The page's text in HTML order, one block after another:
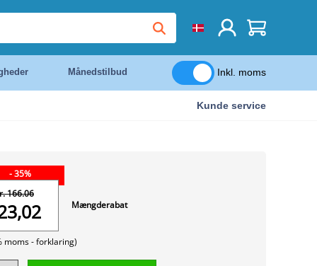
Månedstilbud Inkl. moms
Kunde service
- 35%
166.06
moms -forklaring)
Mængderabat